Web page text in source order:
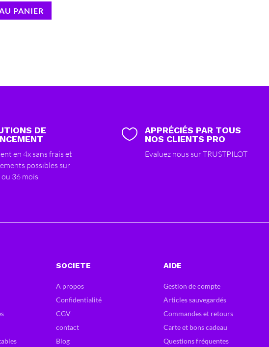
PANIER
DE
en 4x sans frais et
possibles sur
36 mois

APPRÉCIÉS PAR TOUS
NOS CLIENTS PRO
Evaluez nous sur TRUSTPILOT
SOCIETE
A propos
Confidentialité
CGV
contact
Blog
AIDE
Gestion de compte
Articles sauvegardés
Commandes et retours
Carte et bons cadeau
Questions fréquentes